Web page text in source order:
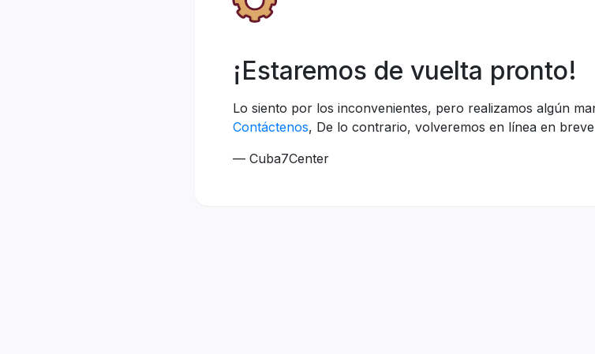
¡Estaremos de vuelta pronto!
Lo siento por los inconvenientes, pero realizamos algún
Contáctenos, De lo contrario, volveremos en línea en
— Cuba7Center